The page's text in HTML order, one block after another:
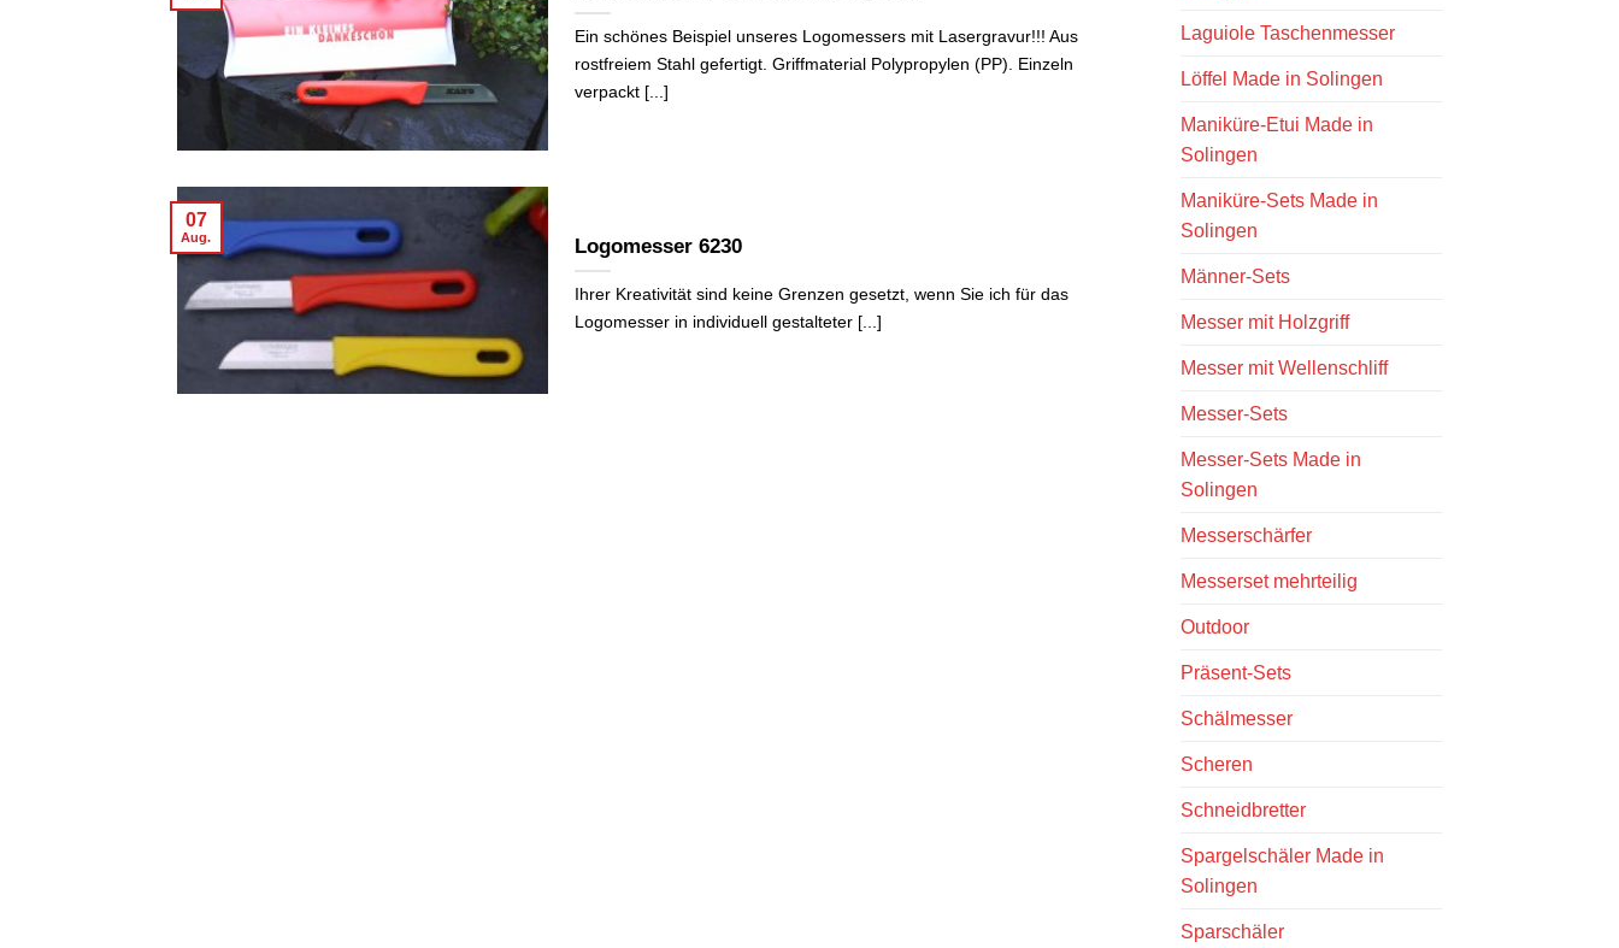
Ein schönes Beispiel unseres Logomessers mit Lasergravur!!! Aus
rostfreiem Stahl gefertigt. Griffmaterial Polypropylen (PP). Einzeln
verpackt [...]
Logomesser 6230
Ihrer Kreativität sind keine Grenzen gesetzt, wenn Sie ich für das
Logomesser in individuell gestalteter [...]
07
Aug.
Laguiole Taschenmesser
Löffel Made in Solingen
Maniküre-Etui Made in
Solingen
Maniküre-Sets Made in
Solingen
Männer-Sets
Messer mit Holzgriff
Messer mit Wellenschliff
Messer-Sets
Messer-Sets Made in
Solingen
Messerschärfer
Messerset mehrteilig
Outdoor
Präsent-Sets
Schälmesser
Scheren
Schneidbretter
Spargelschäler Made in
Solingen
Sparschäler